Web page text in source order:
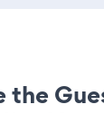
the